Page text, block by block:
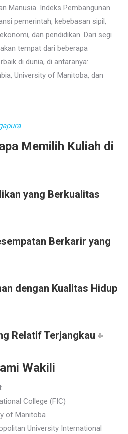
Manusia. Indeks Pembangunan
pemerintah, kebebasan sipil,
dan pendidikan. Dari segi
tempat dari beberapa
di dunia, di antaranya:
University of Manitoba, dan
Memilih Kuliah di
yang Berkualitas
Berkarir yang
dengan Kualitas Hidup
Relatif Terjangkau
Wakili
College (FIC)
of Manitoba
University International